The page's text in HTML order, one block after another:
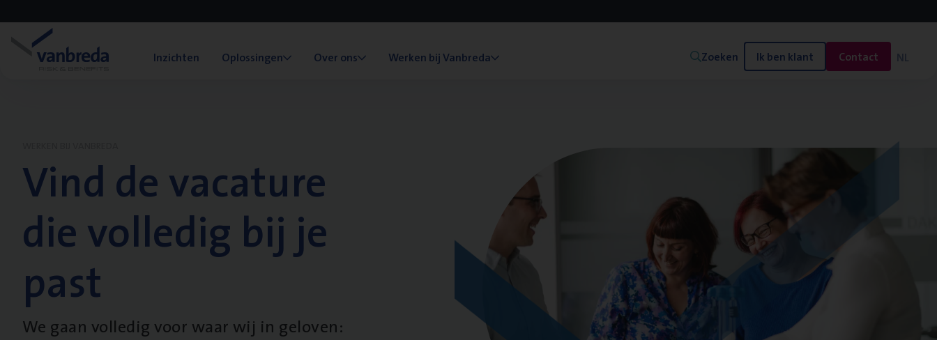
Inzichten Oplossingen Over ons Werken bij Vanbreda Zoeken Ik ben klant Contact NL
Vind de vacature
die volledig bij je
past
We gaan volledig voor waar wij in geloven: